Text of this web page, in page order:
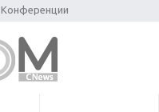
Конференции